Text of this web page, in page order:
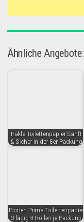
Ähnliche Angebote:
Hakle Toilettenpapier Sanft
& Sicher in der 8er Packung
Posten Prima Toilettenpapier
3-lagig 8 Rollen je Packung